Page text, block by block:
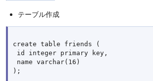
テーブル作成
create table friends (
id integer primary key,
name varchar(16)
);